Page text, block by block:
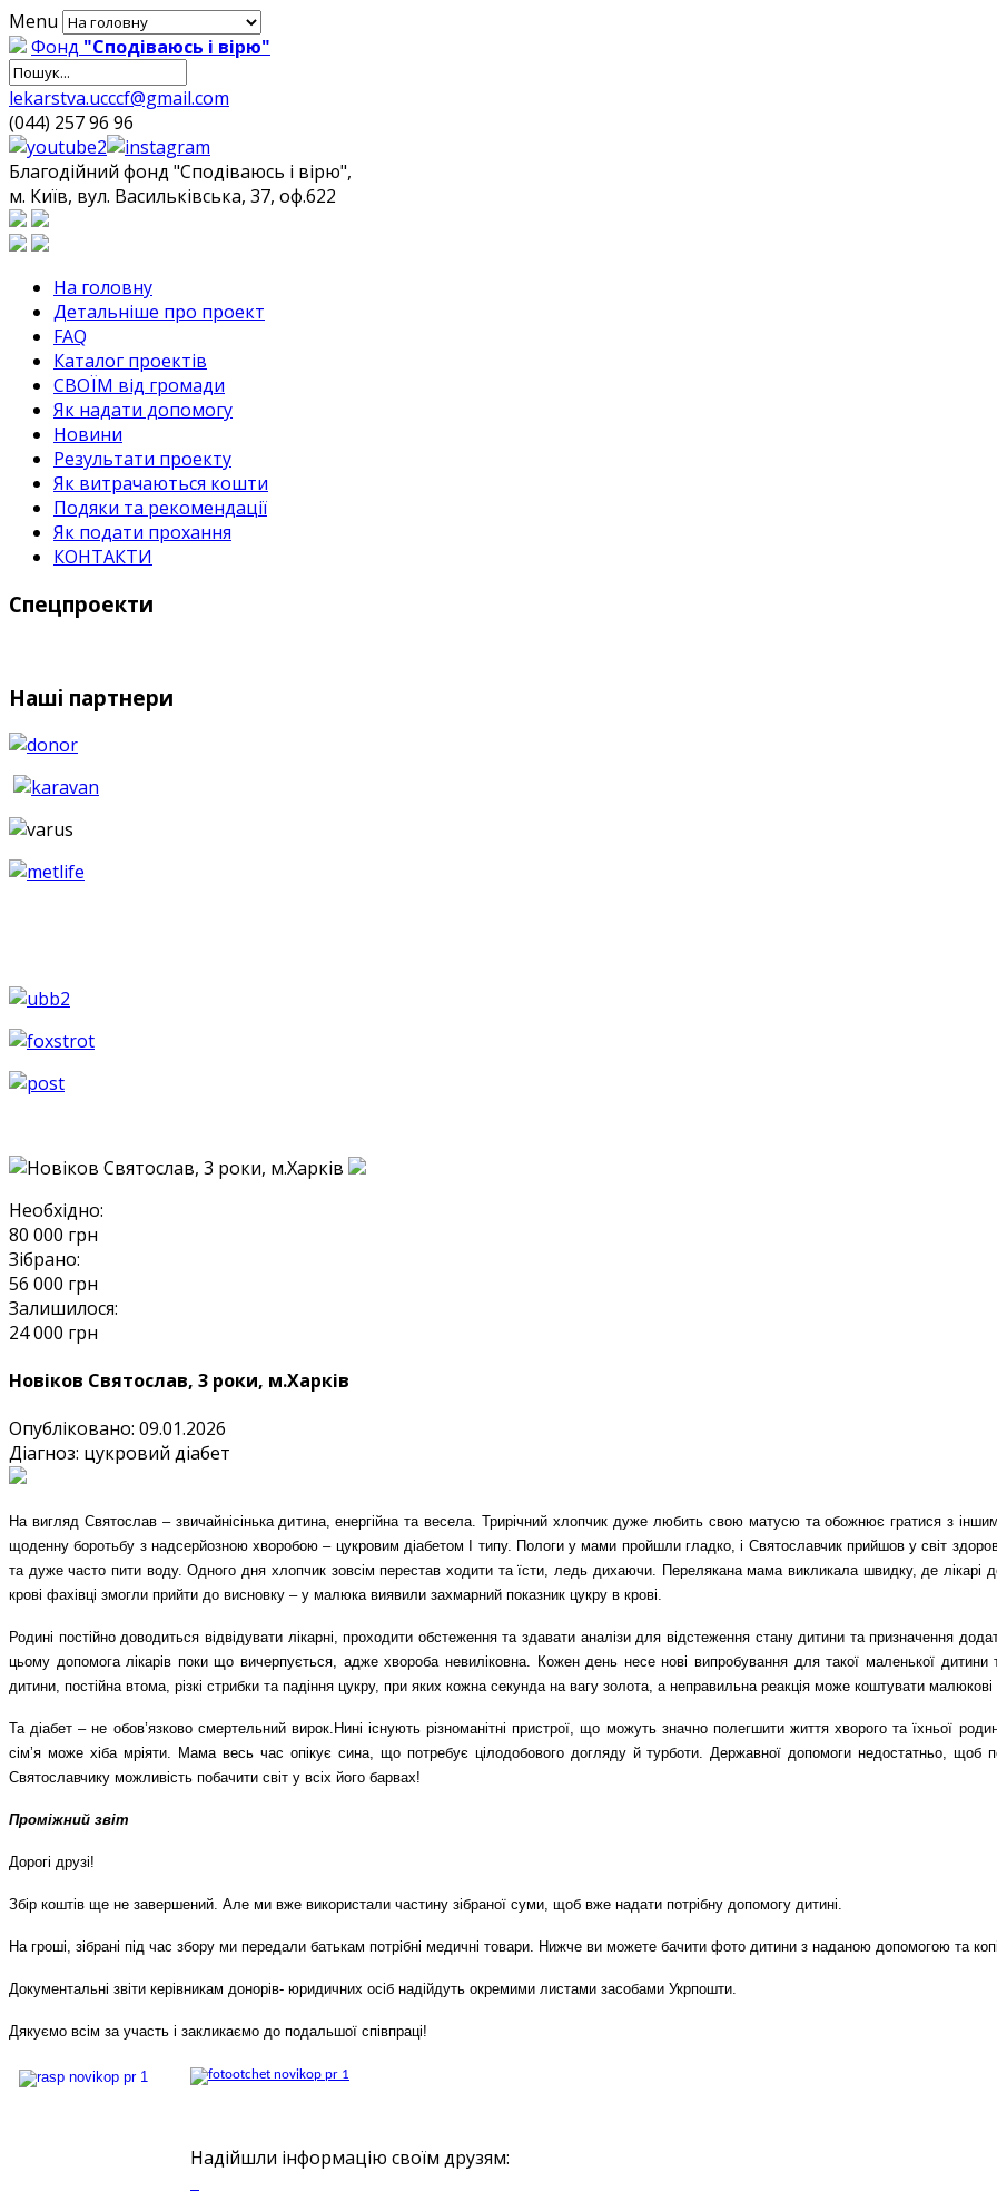
Menu
Фонд "Сподіваюсь і вірю"
lekarstva.ucccf@gmail.com
(044) 257 96 96
Благодійний фонд "Сподіваюсь і вірю",
м. Київ, вул. Васильківська, 37, оф.622
На головну
Детальніше про проект
FAQ
Каталог проектів
СВОЇМ від громади
Як надати допомогу
Новини
Результати проекту
Як витрачаються кошти
Подяки та рекомендації
Як подати прохання
КОНТАКТИ
Спецпроекти
Наші партнери
Необхідно:
80 000 грн
Зібрано:
56 000 грн
Залишилося:
24 000 грн
Новіков Святослав, 3 роки, м.Харків
Опубліковано: 09.01.2026
Діагноз: цукровий діабет
На вигляд Святослав – звичайнісінька дитина, енергійна та весела. Трирічний хлопчик дуже любить свою матусю та обожнює гратися з
щоденну боротьбу з надсерйозною хворобою – цукровим діабетом І типу. Пологи у мами пройшли гладко, і Святославчик прийшов у світ
та дуже часто пити воду. Одного дня хлопчик зовсім перестав ходити та їсти, ледь дихаючи. Перелякана мама викликала швидку, де лікарі
крові фахівці змогли прийти до висновку – у малюка виявили захмарний показник цукру в крові.
Родині постійно доводиться відвідувати лікарні, проходити обстеження та здавати аналізи для відстеження стану дитини та призначення
цьому допомога лікарів поки що вичерпується, адже хвороба невиліковна. Кожен день несе нові випробування для такої маленької
дитини, постійна втома, різкі стрибки та падіння цукру, при яких кожна секунда на вагу золота, а неправильна реакція може коштувати малюкові
Та діабет – не обов’язково смертельний вирок.Нині існують різноманітні пристрої, що можуть значно полегшити життя хворого та їхньої
сімʼя може хіба мріяти. Мама весь час опікує сина, що потребує цілодобового догляду й турботи. Державної допомоги недостатньо, щоб
Святославчику можливість побачити світ у всіх його барвах!
Проміжний звіт
Дорогі друзі!
Збір коштів ще не завершений. Але ми вже використали частину зібраної суми, щоб вже надати потрібну допомогу дитині.
На гроші, зібрані під час збору ми передали батькам потрібні медичні товари. Нижче ви можете бачити фото дитини з наданою допомогою та
Документальні звіти керівникам донорів- юридичних осіб надійдуть окремими листами засобами Укрпошти.
Дякуємо всім за участь і закликаємо до подальшої співпраці!
Надійшли інформацію своїм друзям: